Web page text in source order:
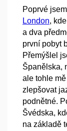
Poprvé
London,
a dva
první pobyt
Přemýšlel
Španělska,
ale tohle
zlepšovat
podnětné.
Švédska,
na základě